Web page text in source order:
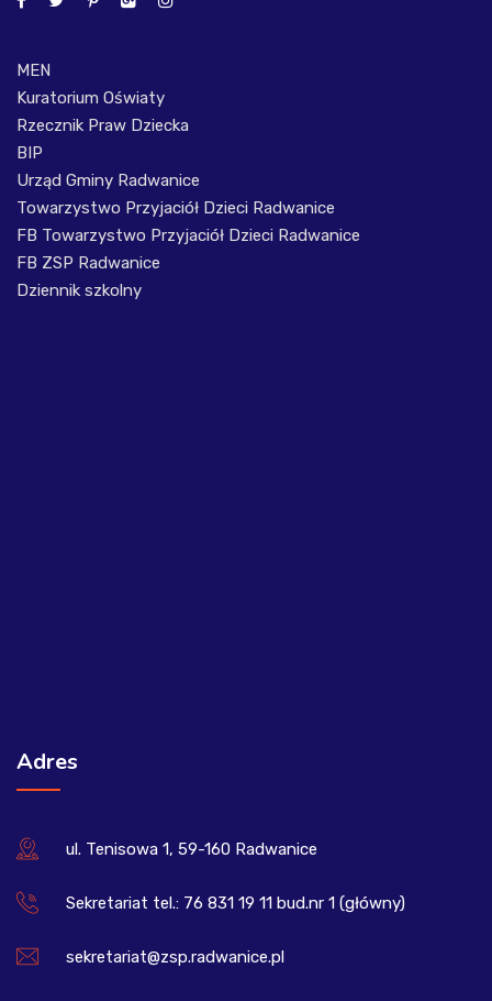
MEN
Kuratorium Oświaty
Rzecznik Praw Dziecka
BIP
Urząd Gminy Radwanice
Towarzystwo Przyjaciół Dzieci Radwanice
FB Towarzystwo Przyjaciół Dzieci Radwanice
FB ZSP Radwanice
Dziennik szkolny
Adres
ul. Tenisowa 1, 59-160 Radwanice
Sekretariat tel.: 76 831 19 11 bud.nr 1 (główny)
sekretariat@zsp.radwanice.pl